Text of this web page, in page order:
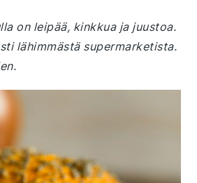
on leipää, kinkkua ja juustoa.
lähimmästä supermarketista.